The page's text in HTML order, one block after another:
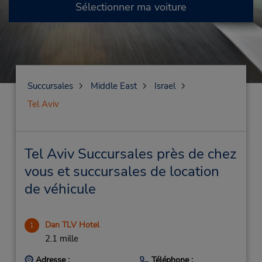
Sélectionner ma voiture
Succursales Middle East
Israel
Tel Aviv
Tel Aviv Succursales près de chez
vous et succursales de location
de véhicule
1 Dan TLV Hotel
2.1 mille